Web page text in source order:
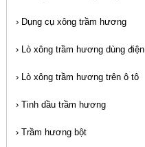
› Dụng cụ xông trầm hương
› Lò xông trầm hương dùng điện
› Lò xông trầm hương trên ô tô
› Tinh dầu trầm hương
› Trầm hương bột